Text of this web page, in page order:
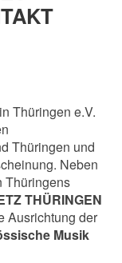
Thüringen e.V.
Thüringen und
Neben
Thüringens
THÜRINGEN
Ausrichtung der
Musik